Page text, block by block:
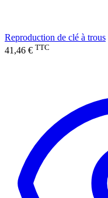
Reproduction de clé à trous
41,46 € TTC